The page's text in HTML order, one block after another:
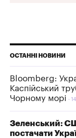
ОСТАННІ НОВИНИ
Bloomberg:
Каспійський
Чорному морі
Зеленський:
постачати